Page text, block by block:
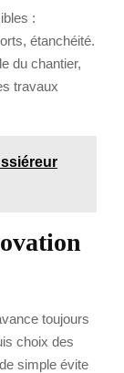
:
étanchéité.
du chantier,
travaux
toujours
choix des
simple évite